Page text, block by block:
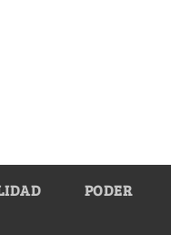
PODER